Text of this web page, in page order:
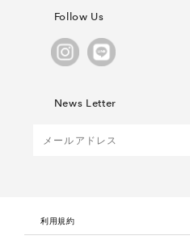
Follow Us
News Letter
利用規約